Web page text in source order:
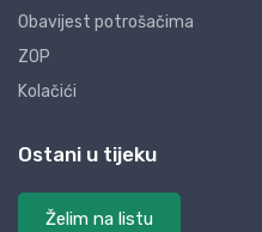
Obavijest potrošačima
ZOP
Kolačići
Ostani u tijeku
Želim na listu